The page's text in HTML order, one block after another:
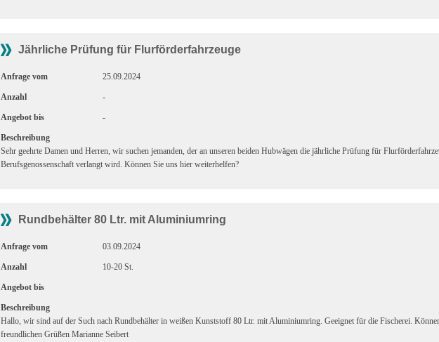
Jährliche Prüfung für Flurförderfahrzeuge
Anfrage vom 25.09.2024
Anzahl -
Angebot bis -
Beschreibung
Sehr geehrte Damen und Herren, wir suchen jemanden, der an unseren beiden Hubwägen die jährliche Prüfung für
Berufsgenossenschaft verlangt wird. Können Sie uns hier weiterhelfen?
Rundbehälter 80 Ltr. mit Aluminiumring
Anfrage vom 03.09.2024
Anzahl 10-20 St.
Angebot bis
Beschreibung
Hallo, wir sind auf der Such nach Rundbehälter in weißen Kunststoff 80 Ltr. mit Aluminiumring. Geeignet für die Fischerei.
freundlichen Grüßen Marianne Seibert